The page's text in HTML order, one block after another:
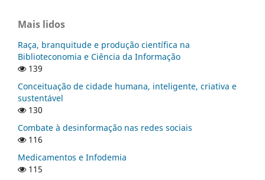
Mais lidos
Raça, branquitude e produção científica na
Biblioteconomia e Ciência da Informação
139
Conceituação de cidade humana, inteligente, criativa e
sustentável
130
Combate à desinformação nas redes sociais
116
Medicamentos e Infodemia
115